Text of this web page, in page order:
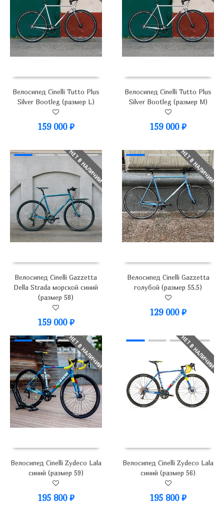
Велосипед Cinelli Tutto Plus
Silver Bootleg (размер L)
159 000 ₽
Велосипед Cinelli Tutto Plus
Silver Bootleg (размер M)
159 000₽
НЕТ В НАЛИЧИИ
Велосипед Cinelli Gazzetta
Della Strada морской синий
(размер 58)
159 000 ₽
НЕТ В НАЛИЧИИ
Велосипед Cinelli Gazzetta
голубой (размер 55,5)
129 000₽
НЕТ В НАЛИЧИИ
Велосипед Cinelli Zydeco Lala
синий (размер 59)
195 800 ₽
НЕТ В НАЛИЧИИ
Велосипед Cinelli Zydeco Lala
синий (размер 56)
195 800₽